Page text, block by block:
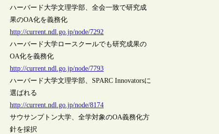
ハーバード大学文理学部、全会一致で研究成
果のOA化を義務化
http://current.ndl.go.jp/node/7292
ハーバード大学ロースクールでも研究成果の
OA化を義務化
http://current.ndl.go.jp/node/7793
ハーバード大学文理学部、SPARC Innovatorsに
選ばれる
http://current.ndl.go.jp/node/8174
サウサンプトン大学、全学対象のOA義務化方
針を採択